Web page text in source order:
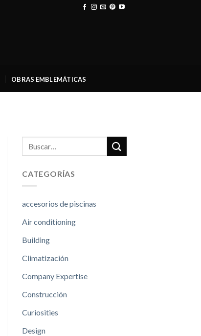
OBRAS EMBLEMÁTICAS
CATEGORÍAS
accesorios de piscinas
Air conditioning
Building
Climatización
Company Expertise
Construcción
Curiosities
Design